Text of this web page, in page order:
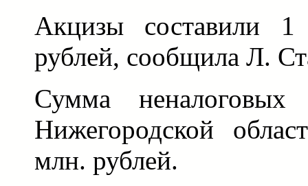
Акцизы составили
рублей, сообщила Л.
Сумма
Нижегородской
млн. рублей.